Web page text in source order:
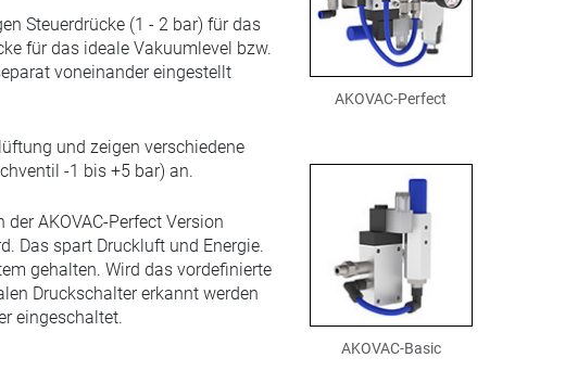
Steuerdrücke (1 - 2 bar) für das
für das ideale Vakuumlevel bzw.
voneinander eingestellt
und zeigen verschiedene
-1 bis +5 bar) an.
AKOVAC-Perfect Version
Das spart Druckluft und Energie.
gehalten. Wird das vordefinierte
Druckschalter erkannt werden
eingeschaltet.
AKOVAC-Perfect
AKOVAC-Basic